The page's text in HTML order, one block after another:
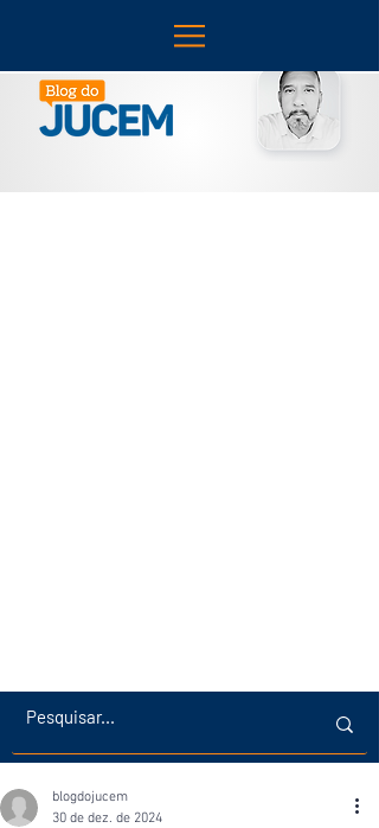
blogdojucem
30 de dez. de 2024